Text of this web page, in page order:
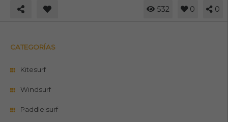
532 0 0
CATEGORÍAS
Kitesurf
Windsurf
Paddle surf